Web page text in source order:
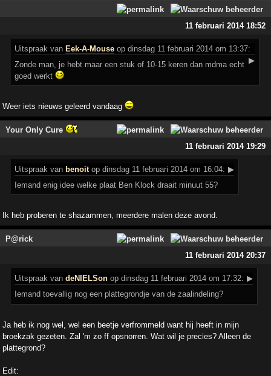
11 februari 2014 18:52
Uitspraak vanEek-A-Mouse op dinsdag 11 februari 2014 om 13:37:
▶
Zonde man, je hebt maar een stuk of 10-15 keren dan mdma echt
goed werkt
Weer iets nieuws geleerd vandaag
Your Only Cure
11 februari 2014 19:29
Uitspraak vanbenoitop dinsdag 11 februari 2014 om 16:04: ▶
Iemand enig idee welke plaat Ben Klock draait minuut 55?
Ik heb proberen te shazammen, meerdere malen deze avond.
P@rick
11 februari 2014 20:37
Uitspraak vandeNIELSon op dinsdag 11 februari 2014 om 17:32: ▶
Iemand toevallig nog een plattegrondje van de zaalindeling?
Ja heb ik nog wel, wel een beetje verfrommeld want hij heeft in mijn
broekzak gezeten. Zal 'm zo ff opsnorren. Wat wil je precies? Alleen de
plattegrond?
Edit: